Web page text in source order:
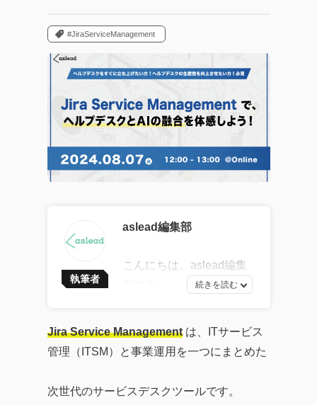
#JiraServiceManagement
執筆者
aslead編集部
こんにちは。aslead編集
トレンドから、AI・DXツ
ールの効果的な活用法、
化、業務効率化やDX化を
Jira Service Managementは、ITサービス
管理（ITSM）と事業運用を一つにまとめた
次世代のサービスデスクツールです。